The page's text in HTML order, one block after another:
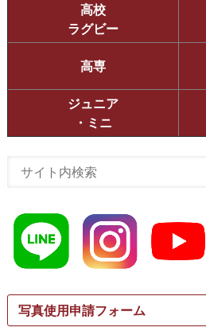
高校
ラグビー
高専
ジュニア
・ミニ
写真使用申請フォーム